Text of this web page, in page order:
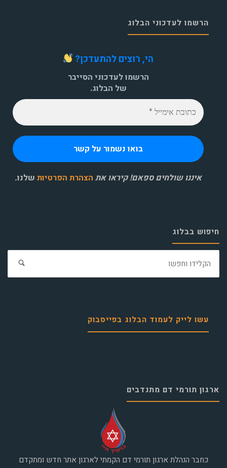
הרשמו לעדכוני הבלוג
הי, רוצים להתעדכן?
הרשמו לעדכוני הסייבר
של הבלוג.
איננו שולחים ספאם! קיראו את הצהרת הפרטיות שלנו.
חיפוש בבלוג
עשו לייק לעמוד הבלוג בפייסבוק
ארגון תורמי דם מתנדבים
כחבר הנהלת ארגון תורמי דם הקמתי לארגון אתר חדש ומתקדם